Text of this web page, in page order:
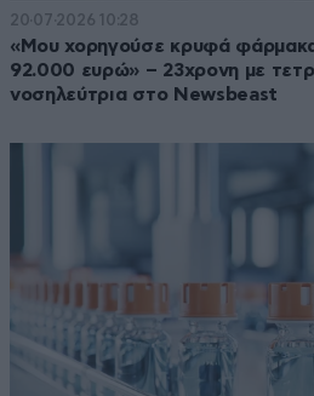
20·07·2026 10:28
«Μου χορηγούσε κρυφά
92.000 ευρώ» – 23χρονη με
νοσηλεύτρια στο Newsbeast